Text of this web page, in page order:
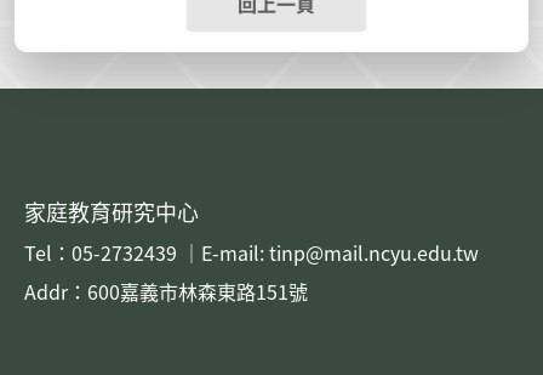
家庭教育研究中心
Tel：05-2732439 ｜E-mail: tinp@mail.ncyu.edu.tw
Addr：600嘉義市林森東路151號